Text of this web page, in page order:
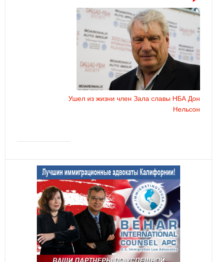
Ушел из жизни член Зала славы НБА Дон
Нельсон